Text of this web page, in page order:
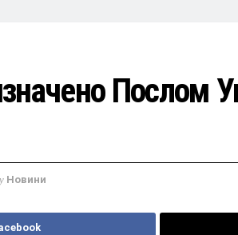
Послом
у Новини